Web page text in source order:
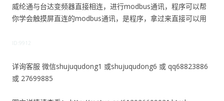
威纶通与台达变频器直接相连，进行modbus通讯，程序可以帮
你学会触摸屏直连的modbus通讯，是程序，拿过来直接可以用
ID:9912
详询客服 微信shujuqudong1 或shujuqudong6 或 qq68823886
或 27699885